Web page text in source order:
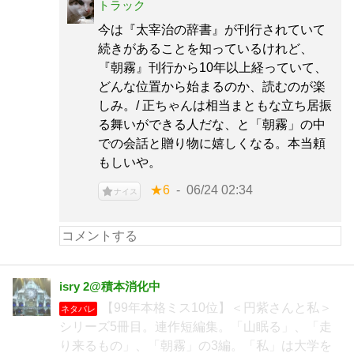
トラック
今は『太宰治の辞書』が刊行されていて
続きがあることを知っているけれど、
『朝霧』刊行から10年以上経っていて、
どんな位置から始まるのか、読むのが楽
しみ。/ 正ちゃんは相当まともな立ち居振
る舞いができる人だな、と「朝霧」の中
での会話と贈り物に嬉しくなる。本当頼
もしいや。
ナイス ★6 06/24 02:34
isry 2@積本消化中
ネタバレ
【99年本格ミス10位】＜円紫さんと私＞
シリーズ5冊目。連作短編集。「山眠る」、「走
り来るもの」、「朝霧」の3編。「私」は大学を